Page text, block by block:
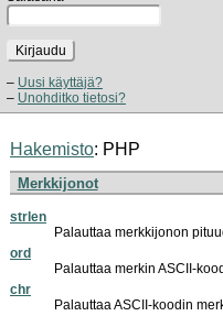
Kirjaudu
Uusi käyttäjä?
Unohditko tietosi?
Hakemisto: PHP
Merkkijonot
strlen
Palauttaa merkkijonon
ord
Palauttaa merkin ASCII-
chr
Palauttaa ASCII-koodin